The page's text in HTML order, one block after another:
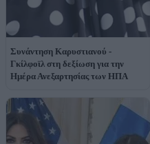
Συνάντηση Καρυστιανού -
Γκίλφοϊλ στη δεξίωση για την
Ημέρα Ανεξαρτησίας των ΗΠΑ